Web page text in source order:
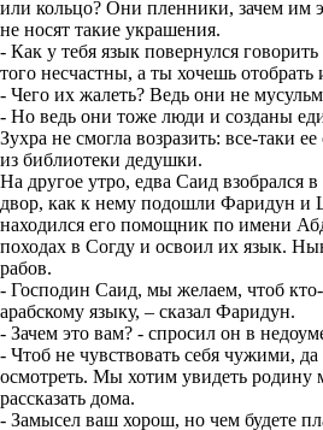
или кольцо? Они пленники, зачем
не носят такие украшения.
- Как у тебя язык повернулся
того несчастны, а ты хочешь отобрать
- Чего их жалеть? Ведь они не
- Но ведь они тоже люди и созданы
Зухра не смогла возразить: все-таки
из библиотеки дедушки.
На другое утро, едва Саид взобрался
двор, как к нему подошли Фаридун и
находился его помощник по имени
походах в Согду и освоил их язык.
рабов.
- Господин Саид, мы желаем, чтоб
арабскому языку, – сказал Фаридун.
- Зачем это вам? - спросил он в
- Чтоб не чувствовать себя чужими,
осмотреть. Мы хотим увидеть родину
рассказать дома.
- Замысел ваш хорош, но чем будете